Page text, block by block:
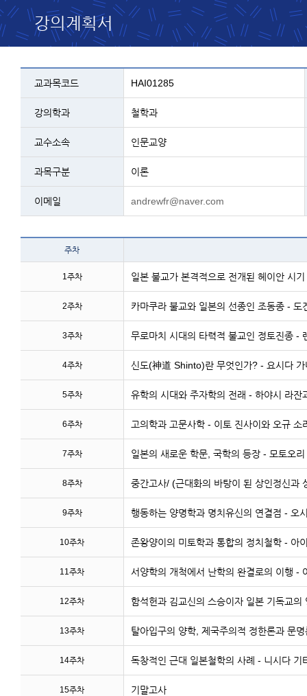
강의계획서
교과목코드 HAI01285
강의학과 철학과
교수소속 인문교양
과목구분 이론
이메일 andrewfr@naver.com
주차
1주차 일본 불교가 본격적으로 전개된 헤이안 시
2주차 카마쿠라 불교와 일본의 선종인 조동종 - 도
3주차 무로마치 시대의 타력적 불교인 정토진종 -
4주차 신도(神道 Shinto)란 무엇인가? - 요시다 가
5주차 유학의 시대와 주자학의 전래 - 하야시 라잔
6주차 고의학과 고문사학 - 이토 진사이와 오규 소
7주차 일본의 새로운 학문, 국학의 등장 - 모토오
8주차 중간고사/ (근대화의 바탕이 된 상인정신과
9주차 행동하는 양명학과 명치유신의 연결점 - 오
10주차 존왕양이의 미토학과 통합의 정치철학 - 아
11주차 서양학의 개척에서 난학의 완결로의 이행 -
12주차 함석헌과 김교신의 스승이자 일본 기독교의
13주차 탈아입구의 양학, 제국주의적 정한론과 문
14주차 독창적인 근대 일본철학의 사례 - 니시다 기
15주차 기말고사